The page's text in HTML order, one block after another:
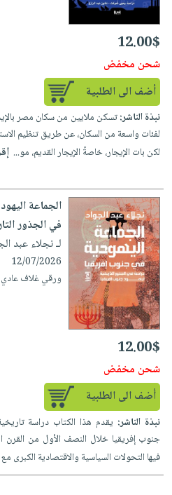
إختياراتنا
كتب
صندوق
القراءة
English
books
iKitab
بلا
حدود
أسئلة
يتكرر
طرحها
تحميل
iKitab
Android
تحميل
iKitab
على
Apple
أسئلة
يتكرر
طرحها
تحميل
masmu3
على
Android
تحميل
على
Apple
المواضيع
الأكثر
مبيعاً
إختياراتنا
وسائل
تعليمية
صندوق
جوائز
تعليمية
الصحة
والعناية
الشخصية
جديد
الكل
أجهزة
الشخصية
العناية
وتصفيف
الشعر
العناية
بالجسم
العناية
بالأسنان
الحمية
والتغذية
والسفرة
جديد
الكل
أواني
الطهي
أدوات
الخبز
أدوات
المائدة
الأوعية
والتخزين
أدوات
المطبخ
متجر
الهدايا
أقسام
الأكثر
مبيعاً
العودة
للمدارس
اكسسوارات
كتب
اكسسوارات
منزلية
شحن
مجاني
بنود
مختارة
اشتراكات
كل
الاشتراكات
صندوق
بحث
متقدم
12.00$
شحن مخفض
أضف الى الطلبية
نبذة الناشر:تسكن ملايين من سكان مصر
لفئات واسعة من السكان، عن طريق تنظيم
لكن بات الإيجار، خاصةً الإيجار القديم، مو...
الجماعة
في الجذور
لـ نجلاء عبد
12/07/2026
ورقي غلاف عادي
12.00$
شحن مخفض
أضف الى الطلبية
نبذة الناشر: يقدم هذا الكتاب دراسة
جنوب إفريقيا خلال النصف الأول من
فيها التحولات السياسية والاقتصادية الكبرى